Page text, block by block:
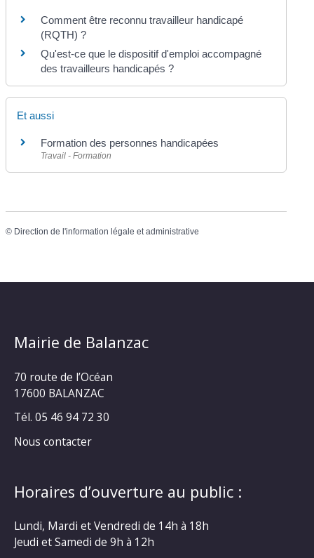
Comment être reconnu travailleur handicapé
(RQTH) ?
Qu'est-ce que le dispositif d'emploi accompagné
des travailleurs handicapés ?
Et aussi
Formation des personnes handicapées
Travail - Formation
© Direction de l'information légale et administrative
Mairie de Balanzac
70 route de l’Océan
17600 BALANZAC
Tél. 05 46 94 72 30
Nous contacter
Horaires d’ouverture au public :
Lundi, Mardi et Vendredi de 14h à 18h
Jeudi et Samedi de 9h à 12h